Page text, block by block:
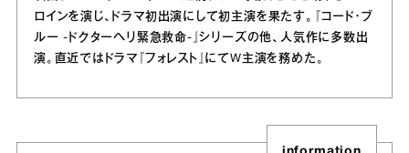
ロインを演じ、ドラマ初出演にして初主演を果たす。『コード・ブ
ルー -ドクターヘリ緊急救命-』シリーズの他、人気作に多数出
演。直近ではドラマ『フォレスト』にてW主演を務めた。